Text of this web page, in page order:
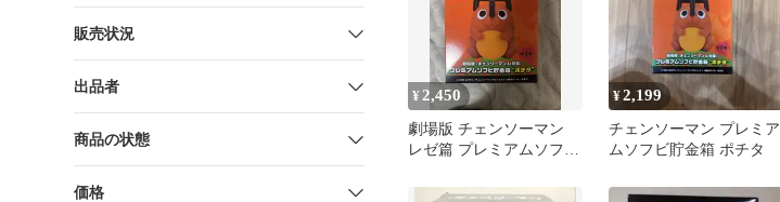
販売状況
出品者
商品の状態
価格
¥ 2,450
劇場版 チェンソーマン
レゼ篇 プレミアムソフビ
¥2,199
チェンソーマン プレミア
ムソフビ貯金箱 ポチタ